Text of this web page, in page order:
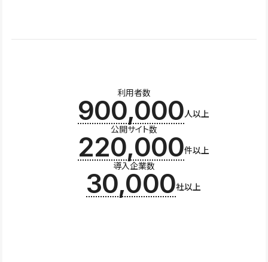
利用者数
900,000人以上
公開サイト数
220,000件以上
導入企業数
30,000社以上